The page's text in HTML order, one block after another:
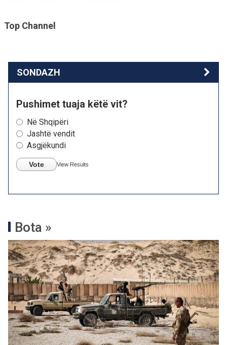
Top Channel
SONDAZH
Pushimet tuaja këtë vit?
Në Shqipëri
Jashtë vendit
Asgjëkundi
Vote View Results
Bota »